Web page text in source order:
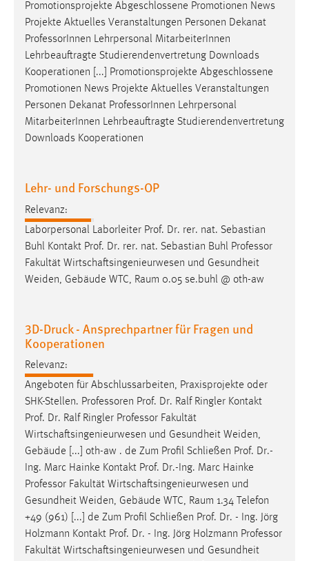
Promotionsprojekte Abgeschlossene Promotionen News
Projekte Aktuelles Veranstaltungen Personen Dekanat
ProfessorInnen Lehrpersonal MitarbeiterInnen
Lehrbeauftragte Studierendenvertretung Downloads
Kooperationen [...] Promotionsprojekte Abgeschlossene
Promotionen News Projekte Aktuelles Veranstaltungen
Personen Dekanat ProfessorInnen Lehrpersonal
MitarbeiterInnen Lehrbeauftragte Studierendenvertretung
Downloads Kooperationen
Lehr- und Forschungs-OP
Relevanz:
Laborpersonal Laborleiter Prof. Dr. rer. nat. Sebastian
Buhl Kontakt Prof. Dr. rer. nat. Sebastian Buhl Professor
Fakultät Wirtschaftsingenieurwesen und Gesundheit
Weiden, Gebäude WTC, Raum 0.05 se.buhl @ oth-aw
3D-Druck - Ansprechpartner für Fragen und
Kooperationen
Relevanz:
Angeboten für Abschlussarbeiten, Praxisprojekte oder
SHK-Stellen. Professoren Prof. Dr. Ralf Ringler Kontakt
Prof. Dr. Ralf Ringler Professor Fakultät
Wirtschaftsingenieurwesen und Gesundheit Weiden,
Gebäude [...] oth-aw . de Zum Profil Schließen Prof. Dr.-
Ing. Marc Hainke Kontakt Prof. Dr.-Ing. Marc Hainke
Professor Fakultät Wirtschaftsingenieurwesen und
Gesundheit Weiden, Gebäude WTC, Raum 1.34 Telefon
+49 (961) [...] de Zum Profil Schließen Prof. Dr. - Ing. Jörg
Holzmann Kontakt Prof. Dr. - Ing. Jörg Holzmann Professor
Fakultät Wirtschaftsingenieurwesen und Gesundheit